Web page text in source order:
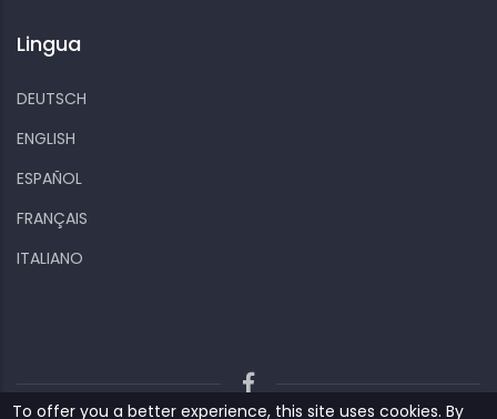
Lingua
DEUTSCH
ENGLISH
ESPAÑOL
FRANÇAIS
ITALIANO
To offer you a better experience, this site uses cookies. By